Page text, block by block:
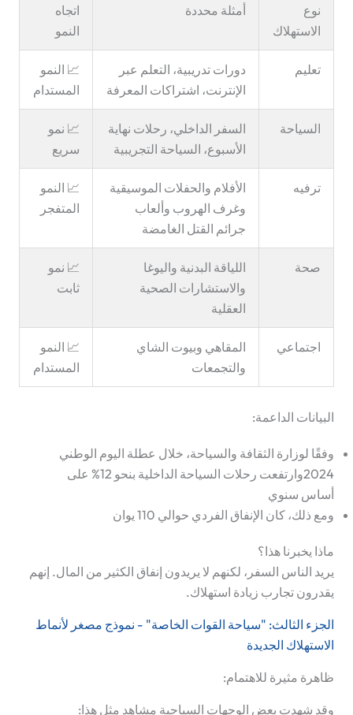
نوع
الاستهلاك
أمثلة محددة
اتجاه
النمو
تعليم
دورات تدريبية، التعلم عبر
الإنترنت، اشتراكات المعرفة
📈 النمو
المستدام
السياحة
السفر الداخلي، رحلات نهاية
الأسبوع، السياحة التجريبية
📈 نمو
سريع
ترفيه
الأفلام والحفلات الموسيقية
وغرف الهروب وألعاب
جرائم القتل الغامضة
📈 النمو
المتفجر
صحة
اللياقة البدنية واليوغا
والاستشارات الصحية
العقلية
📈 نمو
ثابت
اجتماعي
المقاهي وبيوت الشاي
والتجمعات
📈 النمو
المستدام
البيانات الداعمة:
وفقًا لوزارة الثقافة والسياحة، خلال عطلة اليوم الوطني
2024وارتفعت رحلات السياحة الداخلية بنحو 12%
على
أساس سنوي
ومع ذلك، كان الإنفاق الفردي حوالي 110 يوان
ماذا يخبرنا هذا؟
يريد الناس السفر، لكنهم لا يريدون إنفاق الكثير من المال. إنهم
يقدرون تجارب زيادة استهلاك.
الجزء الثالث: "سياحة القوات الخاصة" - نموذج مصغر لأنماط
الاستهلاك الجديدة
ظاهرة مثيرة للاهتمام:
وقد شهدت بعض الوجهات السياحية مشاهد مثل هذا: